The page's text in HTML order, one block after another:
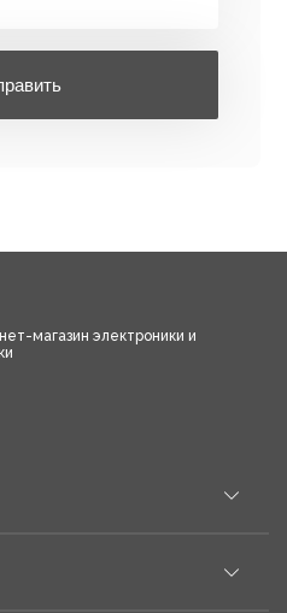
магазин электроники и